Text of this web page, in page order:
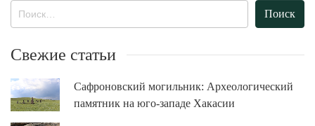
Свежие статьи
Сафроновский могильник: Археологический
памятник на юго-западе Хакасии